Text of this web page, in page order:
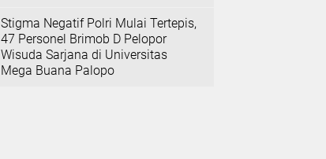
Stigma Negatif Polri Mulai Tertepis,
47 Personel Brimob D Pelopor
Wisuda Sarjana di Universitas
Mega Buana Palopo